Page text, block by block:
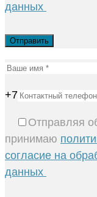
данных
+7
Отправляя
принимаю
согласие на
данных